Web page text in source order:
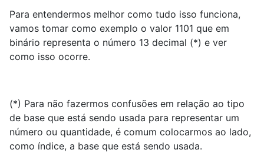
Para entendermos melhor como tudo isso funciona,
vamos tomar como exemplo o valor 1101 que em
binário representa o número 13 decimal (*) e ver
como isso ocorre.
(*) Para não fazermos confusões em relação ao tipo
de base que está sendo usada para representar um
número ou quantidade, é comum colocarmos ao lado,
como índice, a base que está sendo usada.